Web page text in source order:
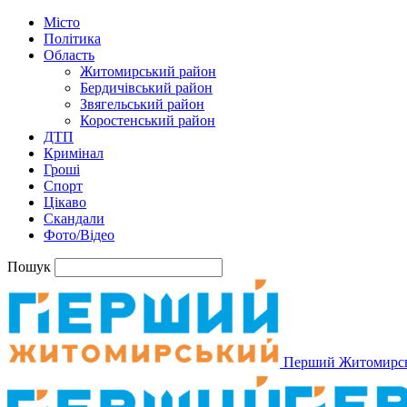
Місто
Політика
Область
Житомирський район
Бердичівський район
Звягельський район
Коростенський район
ДТП
Кримінал
Гроші
Спорт
Цікаво
Скандали
Фото/Відео
Пошук
Перший